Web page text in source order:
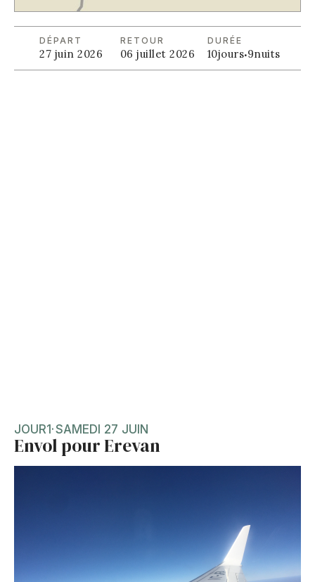
DÉPART
27 juin 2026
RETOUR
06 juillet 2026
DURÉE
10jours·9nuits
JOUR1·SAMEDI 27 JUIN
Envol pour Erevan